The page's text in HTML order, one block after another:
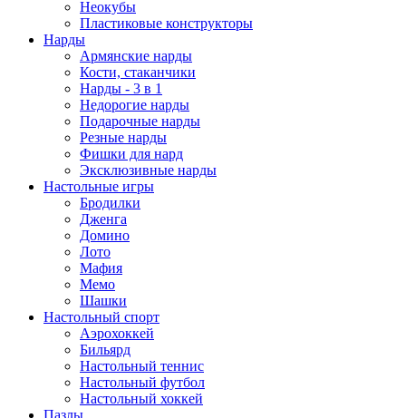
Неокубы
Пластиковые конструкторы
Нарды
Армянские нарды
Кости, стаканчики
Нарды - 3 в 1
Недорогие нарды
Подарочные нарды
Резные нарды
Фишки для нард
Эксклюзивные нарды
Настольные игры
Бродилки
Дженга
Домино
Лото
Мафия
Мемо
Шашки
Настольный спорт
Аэрохоккей
Бильярд
Настольный теннис
Настольный футбол
Настольный хоккей
Пазлы